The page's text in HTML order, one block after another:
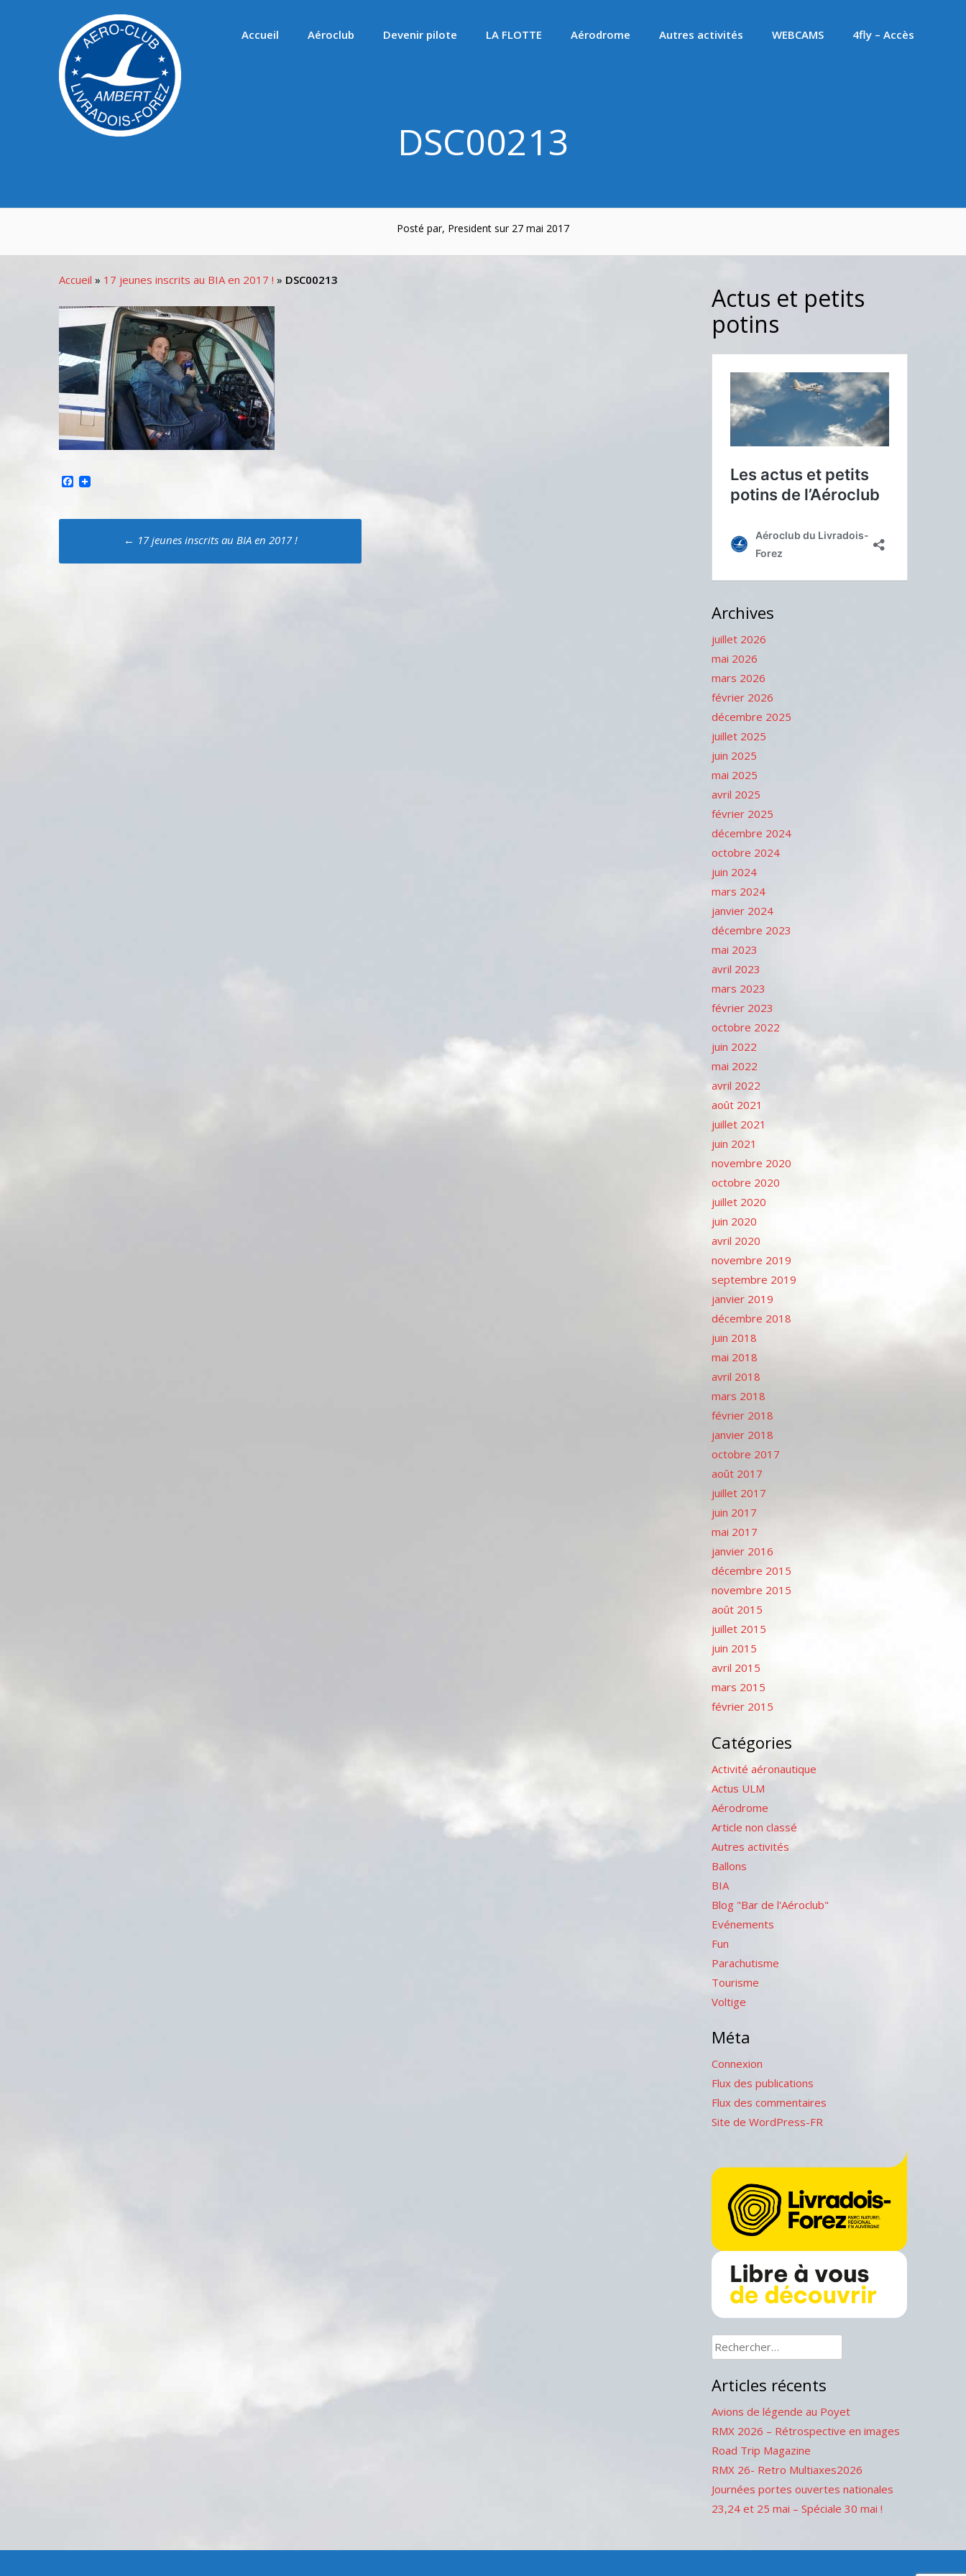
Accueil Aéroclub Devenir pilote LA FLOTTE Aérodrome Autres activités WEBCAMS 4fly – Accès
DSC00213
Posté par, President sur 27 mai 2017
Accueil » 17 jeunes inscrits au BIA en 2017 ! » DSC00213
Facebook
Poste
navigation
← 17 jeunes inscrits au BIA en 2017 !
Actus et petits
potins
Archives
juillet 2026
mai 2026
mars 2026
février 2026
décembre 2025
juillet 2025
juin 2025
mai 2025
avril 2025
février 2025
décembre 2024
octobre 2024
juin 2024
mars 2024
janvier 2024
décembre 2023
mai 2023
avril 2023
mars 2023
février 2023
octobre 2022
juin 2022
mai 2022
avril 2022
août 2021
juillet 2021
juin 2021
novembre 2020
octobre 2020
juillet 2020
juin 2020
avril 2020
novembre 2019
septembre 2019
janvier 2019
décembre 2018
juin 2018
mai 2018
avril 2018
mars 2018
février 2018
janvier 2018
octobre 2017
août 2017
juillet 2017
juin 2017
mai 2017
janvier 2016
décembre 2015
novembre 2015
août 2015
juillet 2015
juin 2015
avril 2015
mars 2015
février 2015
Catégories
Activité aéronautique
Actus ULM
Aérodrome
Article non classé
Autres activités
Ballons
BIA
Blog "Bar de l'Aéroclub"
Evénements
Fun
Parachutisme
Tourisme
Voltige
Méta
Connexion
Flux des publications
Flux des commentaires
Site de WordPress-FR
Rechercher :
Articles récents
Avions de légende au Poyet
RMX 2026 – Rétrospective en images
Road Trip Magazine
RMX 26- Retro Multiaxes2026
Journées portes ouvertes nationales
23,24 et 25 mai – Spéciale 30 mai !